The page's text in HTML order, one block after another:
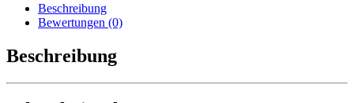
Beschreibung
Bewertungen (0)
Beschreibung